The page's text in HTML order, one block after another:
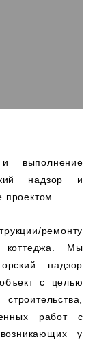
выполнение
надзор и
проектом.
ремонту
коттеджа. Мы
надзор
с целью
работ с
у